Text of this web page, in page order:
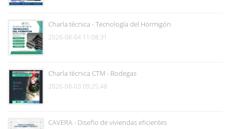
Charla técnica - Tecnología del Hormigón
2026-08-04 11:08:31
Charla técnica CTM - Bodegas
2026-08-03 09:25:48
CAVERA - Diseño de viviendas eficientes